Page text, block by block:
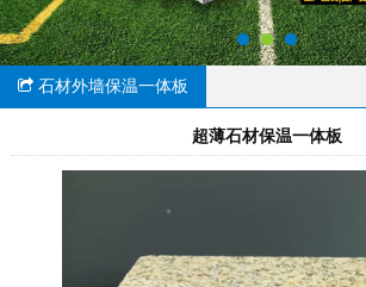
石材外墙保温一体板
超薄石材保温一体板